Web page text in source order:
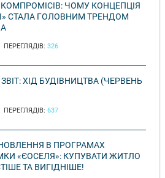
ЧОМУ КОНЦЕПЦІЯ
СТАЛА ГОЛОВНИМ ТРЕНДОМ
ПЕРЕГЛЯДІВ: 326
ХІД БУДІВНИЦТВА (ЧЕРВЕНЬ
ПЕРЕГЛЯДІВ: 637
В ПРОГРАМАХ
«ЄОСЕЛЯ»: КУПУВАТИ ЖИТЛО
ТА ВИГІДНІШЕ!